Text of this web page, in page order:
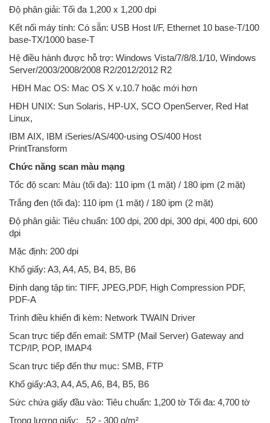
Độ phân giải: Tối đa 1,200 x 1,200 dpi
Kết nối máy tính: Có sẵn: USB Host I/F, Ethernet 10 base-T/100
base-TX/1000 base-T
Hệ điều hành được hỗ trợ: Windows Vista/7/8/8.1/10, Windows
Server/2003/2008/2008 R2/2012/2012 R2
HĐH Mac OS: Mac OS X v.10.7 hoặc mới hơn
HĐH UNIX: Sun Solaris, HP-UX, SCO OpenServer, Red Hat
Linux,
IBM AIX, IBM iSeries/AS/400-using OS/400 Host
PrintTransform
Chức năng scan màu mạng
Tốc độ scan: Màu (tối đa): 110 ipm (1 mặt) / 180 ipm (2 mặt)
Trắng đen (tối đa): 110 ipm (1 mặt) / 180 ipm (2 mặt)
Độ phân giải: Tiêu chuẩn: 100 dpi, 200 dpi, 300 dpi, 400 dpi, 600
dpi
Mặc định: 200 dpi
Khổ giấy: A3, A4, A5, B4, B5, B6
Định dạng tập tin: TIFF, JPEG,PDF, High Compression PDF,
PDF-A
Trình điều khiển đi kèm: Network TWAIN Driver
Scan trực tiếp đến email: SMTP (Mail Server) Gateway and
TCP/IP, POP, IMAP4
Scan trực tiếp đến thư mục: SMB, FTP
Khổ giấy:A3, A4, A5, A6, B4, B5, B6
Sức chứa giấy đầu vào: Tiêu chuẩn: 1,200 tờ Tối đa: 4,700 tờ
Trọng lượng giấy:
52 - 300 g/m²